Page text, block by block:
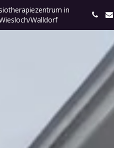
in
Walldorf